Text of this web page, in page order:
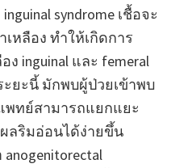
syndrome เชื้อจะ
หลือง ทำให้เกิดการ
inguinal และ femeral
ะยะนี้ มักพบผู้ป่วยเข้าพบ
ทย์สามารถแยกแยะ
ลริมอ่อนได้ง่ายขึ้น
anogenitorectal